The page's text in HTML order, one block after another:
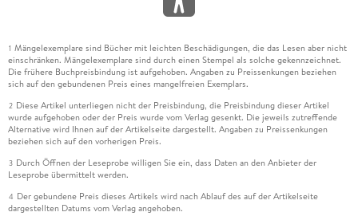
1 Mängelexemplare sind Bücher mit leichten Beschädigungen, die das Lesen aber nicht
einschränken. Mängelexemplare sind durch einen Stempel als solche gekennzeichnet.
Die frühere Buchpreisbindung ist aufgehoben. Angaben zu Preissenkungen beziehen
sich auf den gebundenen Preis eines mangelfreien Exemplars.
2 Diese Artikel unterliegen nicht der Preisbindung, die Preisbindung dieser Artikel
wurde aufgehoben oder der Preis wurde vom Verlag gesenkt. Die jeweils zutreffende
Alternative wird Ihnen auf der Artikelseite dargestellt. Angaben zu Preissenkungen
beziehen sich auf den vorherigen Preis.
3 Durch Öffnen der Leseprobe willigen Sie ein, dass Daten an den Anbieter der
Leseprobe übermittelt werden.
4 Der gebundene Preis dieses Artikels wird nach Ablauf des auf der Artikelseite
dargestellten Datums vom Verlag angehoben.